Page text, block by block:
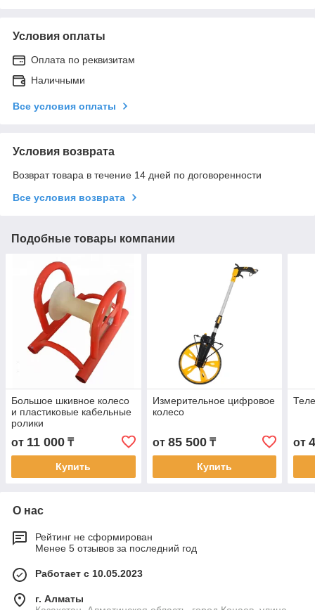
Условия оплаты
Оплата по реквизитам
Наличными
Все условия оплаты
Условия возврата
Возврат товара в течение 14 дней по договоренности
Все условия возврата
Подобные товары компании
Большое шкивное колесо
и пластиковые кабельные
ролики
от 11 000 ₸
Купить
Измерительное цифровое
колесо
от 85 500₸
Купить
от
О нас
Рейтинг не сформирован
Менее 5 отзывов за последний год
Работает с 10.05.2023
г. Алматы